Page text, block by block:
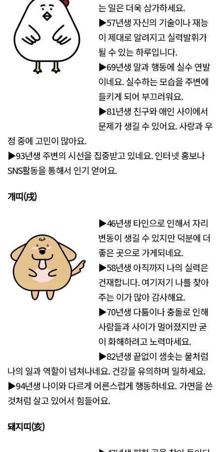
는 일은 더욱 삼가하세요.
▶57년생 자신의 기술이나 재능
이 제대로 알려지고 실력발휘가
될 수 있는 하루입니다.
▶69년생 말과 행동에 실수 연발
이네요. 실수하는 모습을 주변에
들키게 되어 부끄러워요.
▶81년생 친구와 애인 사이에서
문제가 생길 수 있어요. 사랑과 우
정 중에 고민이 많아요.
▶93년생 주변의 시선을 집중받고 있네요. 인터넷 홍보나
SNS활동을 통해서 인기 얻어요.
개띠(戌)
▶46년생 타인으로 인해서 자리
변동이 생길 수 있지만 덕분에 더
좋은 곳으로 가게되네요.
▶58년생 아직까지 나의 실력은
건재합니다. 여기저기 나를 찾아
주는 이가 많아 감사해요.
▶70년생 다툼이나 충돌로 인해
사람들과 사이가 멀어졌지만 굳
이 화해하려고 노력마세요.
▶82년생 끝없이 샘솟는 물처럼
나의 일과 역할이 넘쳐나네요. 건강을 유의하며 일하세요.
▶94년생 나이와 다르게 어른스럽게 행동하네요. 가면을 쓴
것처럼 살고 있어서 힘들어요.
돼지띠(亥)